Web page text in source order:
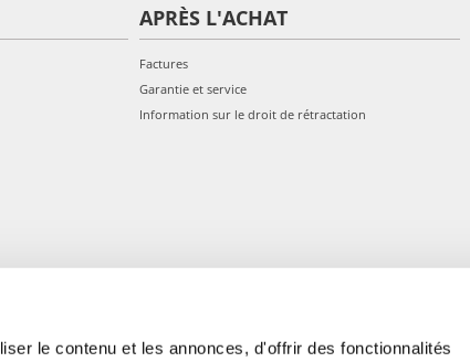
le contenu et les annonces, d'offrir des fonctionnalités
APRÈS L'ACHAT
Factures
Garantie et service
Information sur le droit de rétractation